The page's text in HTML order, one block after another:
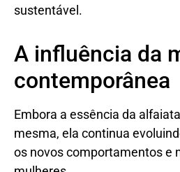
sustentável.
A influência da
contemporânea
Embora a essência da
mesma, ela continua
os novos comportamentos e